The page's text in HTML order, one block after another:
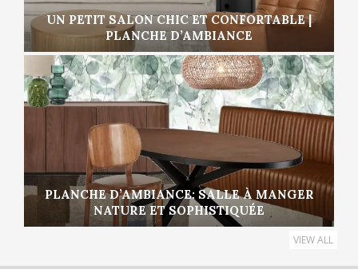
UN PETIT SALON CHIC ET CONFORTABLE |
PLANCHE D’AMBIANCE
PLANCHE D’AMBIANCE: SALLE À MANGER
NATURE ET SOPHISTIQUÉE
VIEW ALL